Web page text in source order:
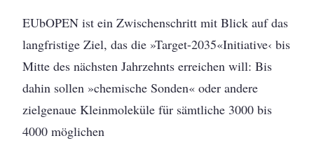
EUbOPEN ist ein Zwischenschritt mit Blick auf das
langfristige Ziel, das die »Target-2035«­Initiative‹ bis
Mitte des nächsten Jahrzehnts erreichen will: Bis
dahin sollen »chemische ­Sonden« oder andere
zielgenaue Kleinmoleküle für sämtliche 3000 bis
4000 möglichen